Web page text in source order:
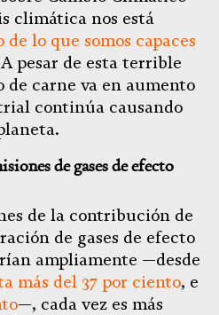
climática nos está
de lo que somos capaces
pesar de esta terrible
de carne va en aumento
continúa causando
de gases de efecto
de la contribución de
de gases de efecto
ampliamente —desde
más del 37 por ciento, e
—, cada vez es más